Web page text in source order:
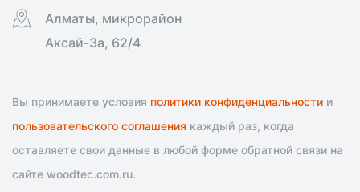
Алматы, микрорайон
Аксай-3а, 62/4
Вы принимаете условия политики конфиденциальности и
пользовательского соглашения каждый раз, когда
оставляете свои данные в любой форме обратной связи на
сайте woodtec.com.ru.